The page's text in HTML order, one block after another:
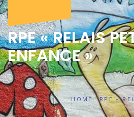
RPE « RELAIS
ENFANCE »
HOME RPE «